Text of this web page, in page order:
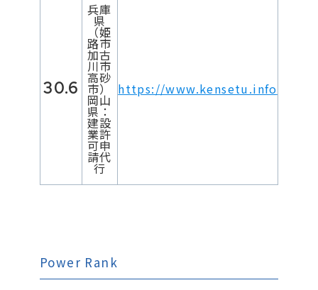
30.6
兵庫
県
（姫
路市
加古
川市
高砂
市）
岡山
県：
建設
業許
可申
請代
行
https://www.kensetu.info
Power Rank